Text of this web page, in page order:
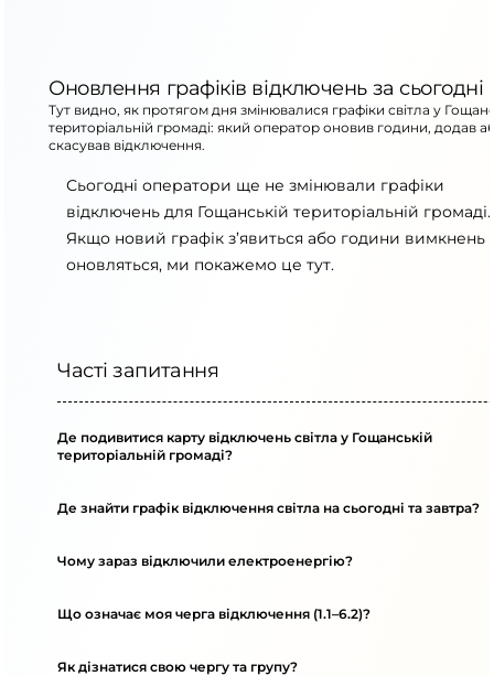
Оновлення графіків відключень за сьогодні
Тут видно, як протягом дня змінювалися графіки світла у
територіальній громаді: який оператор оновив години, додав
скасував відключення.
Сьогодні оператори ще не змінювали графіки
відключень для Гощанській територіальній громаді.
Якщо новий графік з’явиться або години вимкнень
оновляться, ми покажемо це тут.
Часті запитання
Де подивитися карту відключень світла у Гощанській
територіальній громаді?
Де знайти графік відключення світла на сьогодні та завтра?
Чому зараз відключили електроенергію?
Що означає моя черга відключення (1.1–6.2)?
Як дізнатися свою чергу та групу?